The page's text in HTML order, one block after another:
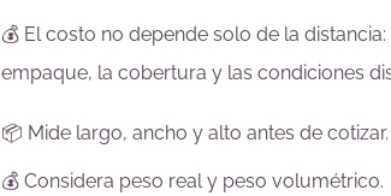
💰 El costo no depende solo de la
empaque, la cobertura y las condiciones
📦 Mide largo, ancho y alto antes de cotizar.
💰 Considera peso real y peso volumétrico.